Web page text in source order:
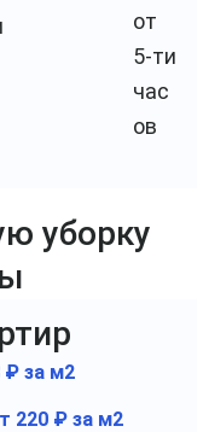
от
5-ти
час
ов
уборку
₽ за м2
220 ₽ за м2